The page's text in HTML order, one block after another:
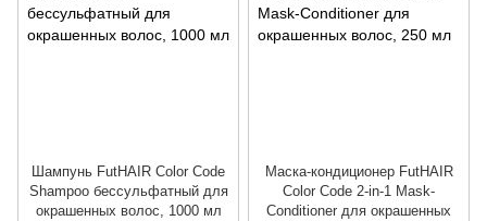
Шампунь FutHAIR Color Code
Shampoo бессульфатный для
окрашенных волос, 1000 мл
Маска-кондиционер FutHAIR
Color Code 2-in-1 Mask-
Conditioner для окрашенных